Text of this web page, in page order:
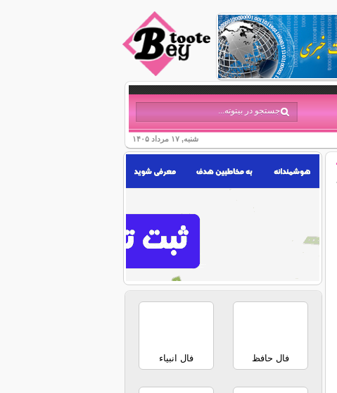
شنبه, ۱۷ مرداد ۱۴۰۵
فال حافظ فال انبیاء